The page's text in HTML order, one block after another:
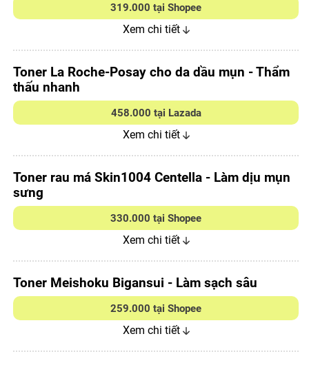
319.000 tại Shopee
Xem chi tiết
Toner La Roche-Posay cho da dầu mụn - Thẩm
thấu nhanh
458.000 tại Lazada
Xem chi tiết
Toner rau má Skin1004 Centella - Làm dịu mụn
sưng
330.000 tại Shopee
Xem chi tiết
Toner Meishoku Bigansui - Làm sạch sâu
259.000 tại Shopee
Xem chi tiết